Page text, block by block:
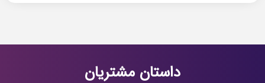
داستان مشتریان